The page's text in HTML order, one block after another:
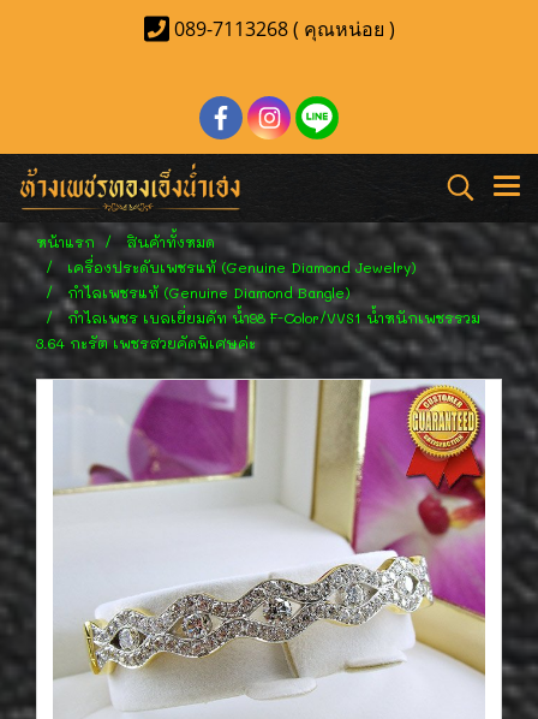
089-7113268 ( คุณหน่อย )
หน้าแรก
สินค้าทั้งหมด
เครื่องประดับเพชรแท้ (Genuine Diamond Jewelry)
กำไลเพชรแท้ (Genuine Diamond Bangle)
กำไลเพชร เบลเยี่ยมคัท น้ำ98 F-Color/VVS1 น้ำหนักเพชรรวม
3.64 กะรัต เพชรสวยคัดพิเศษค่ะ